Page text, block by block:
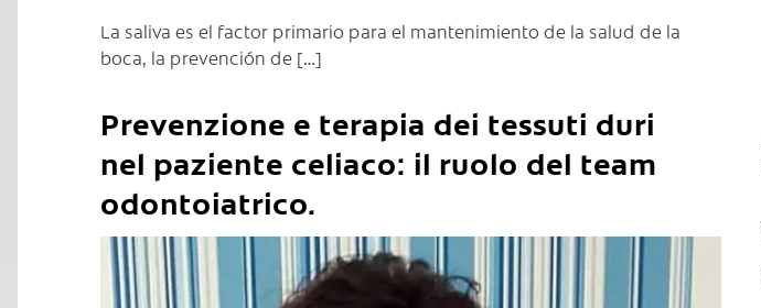
La saliva es el factor primario para el mantenimiento de la salud de la
boca, la prevención de […]
Prevenzione e terapia dei tessuti duri
nel paziente celiaco: il ruolo del team
odontoiatrico.